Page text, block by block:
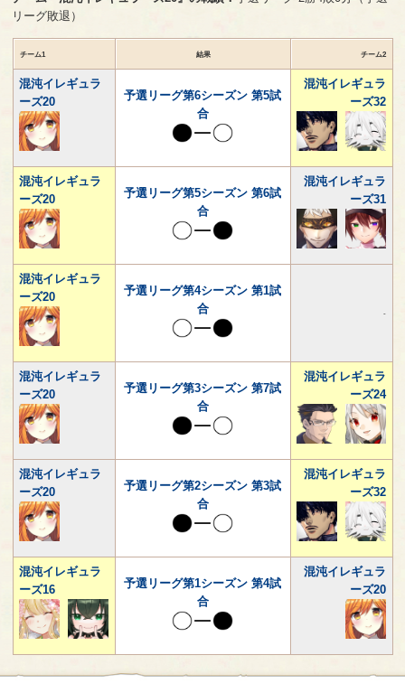
リーグ敗退）
チーム1 結果 チーム2
混沌イレギュラ
ーズ20
予選リーグ第6シーズン 第5試
合
混沌イレギュラ
ーズ32
混沌イレギュラ
ーズ20
予選リーグ第5シーズン 第6試
合
混沌イレギュラ
ーズ31
混沌イレギュラ
ーズ20
予選リーグ第4シーズン 第1試
合
-
混沌イレギュラ
ーズ20
予選リーグ第3シーズン 第7試
合
混沌イレギュラ
ーズ24
混沌イレギュラ
ーズ20
予選リーグ第2シーズン 第3試
合
混沌イレギュラ
ーズ32
混沌イレギュラ
ーズ16
予選リーグ第1シーズン 第4試
合
混沌イレギュラ
ーズ20